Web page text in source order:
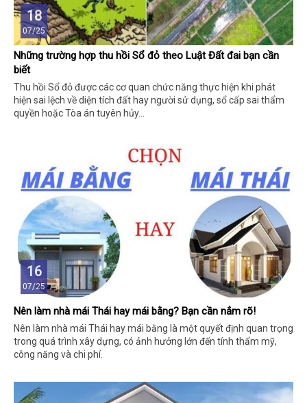
18
07/25
Những trường hợp thu hồi Sổ đỏ theo Luật Đất đai bạn cần
biết
Thu hồi Sổ đỏ được các cơ quan chức năng thực hiện khi phát
hiện sai lệch về diện tích đất hay người sử dụng, sổ cấp sai thẩm
quyền hoặc Tòa án tuyên hủy…
16
07/25
Nên làm nhà mái Thái hay mái bằng? Bạn cần nắm rõ!
Nên làm nhà mái Thái hay mái bằng là một quyết định quan trọng
trong quá trình xây dựng, có ảnh hưởng lớn đến tính thẩm mỹ,
công năng và chi phí.